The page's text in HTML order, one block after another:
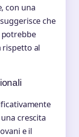
con una
che
potrebbe
al
crescita
e il